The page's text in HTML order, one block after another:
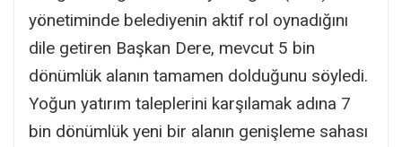
yönetiminde belediyenin aktif rol oynadığını
dile getiren Başkan Dere, mevcut 5 bin
dönümlük alanın tamamen dolduğunu söyledi.
Yoğun yatırım taleplerini karşılamak adına 7
bin dönümlük yeni bir alanın genişleme sahası